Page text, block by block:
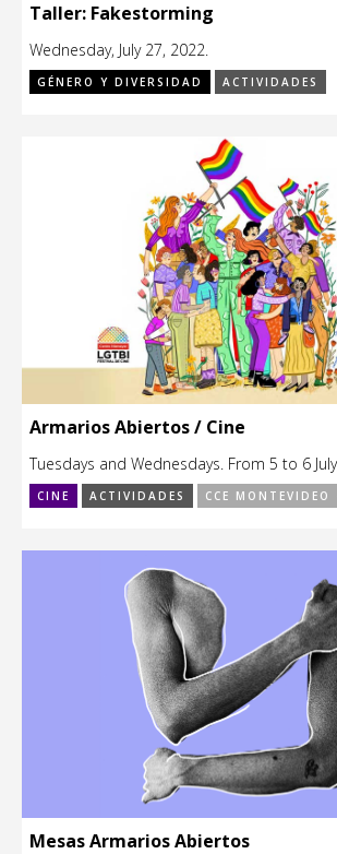
Taller: Fakestorming
Wednesday, July 27, 2022.
GÉNERO Y DIVERSIDAD ACTIVIDADES
Armarios Abiertos / Cine
Tuesdays and Wednesdays. From 5 to 6
CINE ACTIVIDADES CCE
Mesas Armarios Abiertos